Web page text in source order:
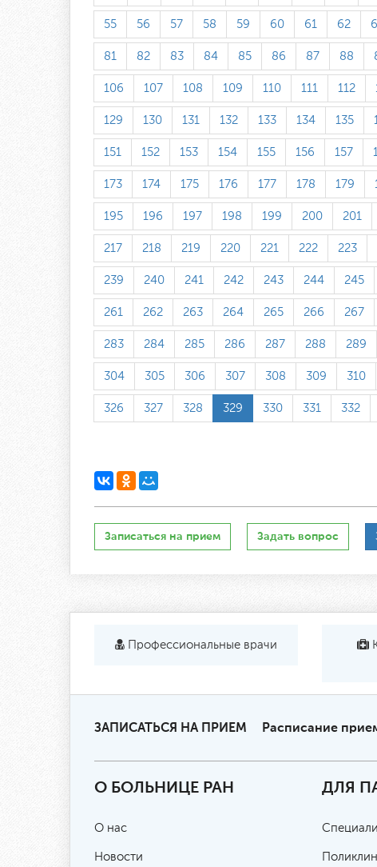
55 56 57 58 59 60 61 62
81 82 83 84 85 86 87 88
106 107 108 109 110 111 112
129 130 131 132 133 134 135
151 152 153 154 155 156 157
173 174 175 176 177 178 179
195 196 197 198 199 200 201
217 218 219 220 221 222 223
239 240 241 242 243 244 245
261 262 263 264 265 266 267
283 284 285 286 287 288 289
304 305 306 307 308 309 310
326 327 328 329 330 331 332
Записаться на прием Задать вопрос
Профессиональные врачи
ЗАПИСАТЬСЯ НА ПРИЕМ Расписание
О БОЛЬНИЦЕ РАН
О нас
Новости
ДЛЯ